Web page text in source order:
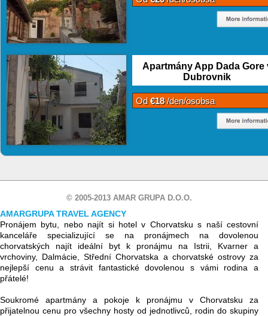
Apartmány App Dada Gore
Dubrovnik
Od€18/den/osobsa
© 2005-2013 AMAR GRUPA D.O.O.
AMARGRUPA TRAVEL AGENCY
Pronájem bytu, nebo najít si hotel v Chorvatsku s naší cestovní
kanceláře specializující se na pronájmech na dovolenou
chorvatských najít ideální byt k pronájmu na Istrii, Kvarner a
vrchoviny, Dalmácie, Střední Chorvatska a chorvatské ostrovy za
nejlepší cenu a strávit fantastické dovolenou s vámi rodina a
přátelé!
Soukromé apartmány a pokoje k pronájmu v Chorvatsku za
přijatelnou cenu pro všechny hosty od jednotlivců, rodin do skupiny